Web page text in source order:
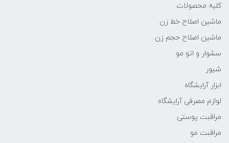
کلیه محصولات
ماشین اصلاح خط زن
ماشین اصلاح حجم زن
سشوار و اتو مو
شیور
ابزار آرایشگاه
لوازم مصرفی آرایشگاه
مراقبت پوستی
مراقبت مو